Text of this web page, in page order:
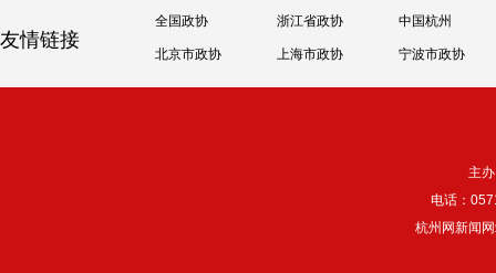
友情链接
全国政协 浙江省政协 中国杭州
北京市政协 上海市政协 宁波市政协
主
电话：
杭州网新闻